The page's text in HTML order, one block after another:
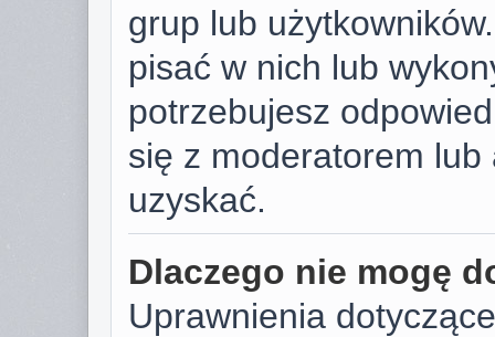
grup lub
pisać w nich lub
potrzebujesz
się z moderatorem
uzyskać.
Dlaczego nie mogę
Uprawnienia